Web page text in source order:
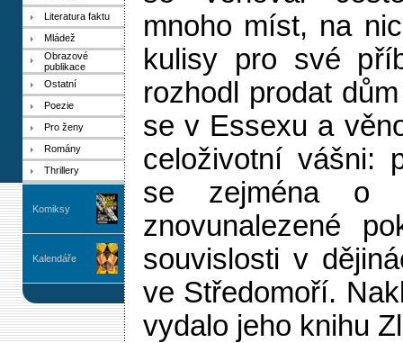
Literatura faktu
Mládež
Obrazové
publikace
Ostatní
Poezie
Pro ženy
Romány
Thrillery
Komiksy
Kalendáře
mnoho míst, na
kulisy pro své
rozhodl prodat
se v Essexu a
celoživotní vášni:
se zejména o
znovunalezené
souvislosti v
ve Středomoří.
vydalo jeho knihu